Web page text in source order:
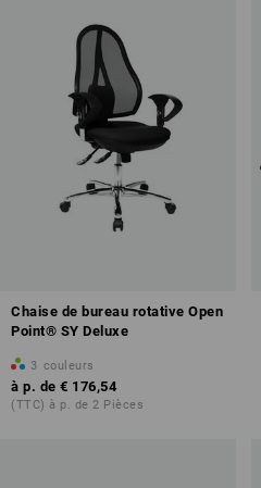
Chaise de bureau rotative Open
Point® SY Deluxe
3 couleurs
à p. de € 176,54
(TTC) à p. de 2 Pièces